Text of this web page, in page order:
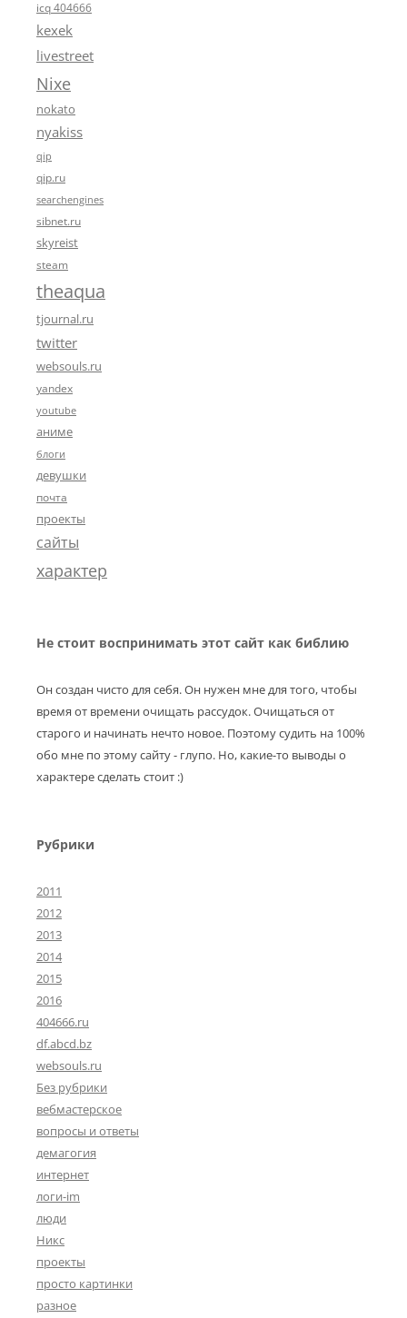
icq 404666
kexek
livestreet
Nixe
nokato
nyakiss
qip
qip.ru
searchengines
sibnet.ru
skyreist
steam
theaqua
tjournal.ru
twitter
websouls.ru
yandex
youtube
аниме
блоги
девушки
почта
проекты
сайты
характер
Не стоит воспринимать этот сайт как библию
Он создан чисто для себя. Он нужен мне для того, чтобы
время от времени очищать рассудок. Очищаться от
старого и начинать нечто новое. Поэтому судить на 100%
обо мне по этому сайту - глупо. Но, какие-то выводы о
характере сделать стоит :)
Рубрики
2011
2012
2013
2014
2015
2016
404666.ru
df.abcd.bz
websouls.ru
Без рубрики
вебмастерское
вопросы и ответы
демагогия
интернет
логи-im
люди
Никс
проекты
просто картинки
разное